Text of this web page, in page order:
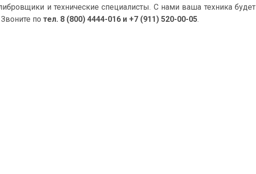
и технические специалисты. С нами ваша техника будет
по тел. 8 (800) 4444-016 и +7 (911) 520-00-05.